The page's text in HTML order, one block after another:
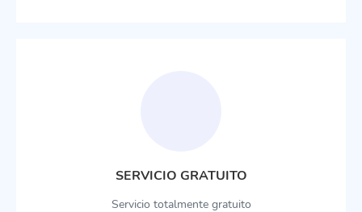
SERVICIO GRATUITO
Servicio totalmente gratuito